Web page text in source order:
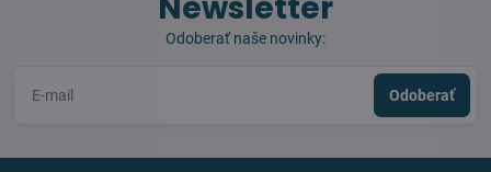
Odoberať naše novinky:
Odoberať